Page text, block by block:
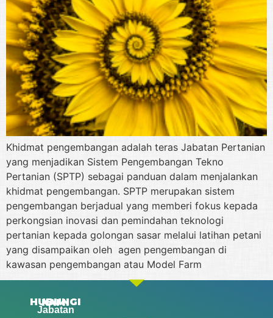
Khidmat pengembangan adalah teras Jabatan Pertanian
yang menjadikan Sistem Pengembangan Tekno
Pertanian (SPTP) sebagai panduan dalam menjalankan
khidmat pengembangan. SPTP merupakan sistem
pengembangan berjadual yang memberi fokus kepada
perkongsian inovasi dan pemindahan teknologi
pertanian kepada golongan sasar melalui latihan petani
yang disampaikan oleh agen pengembangan di
kawasan pengembangan atau Model Farm
HUBUNGI KAMI
Jabatan